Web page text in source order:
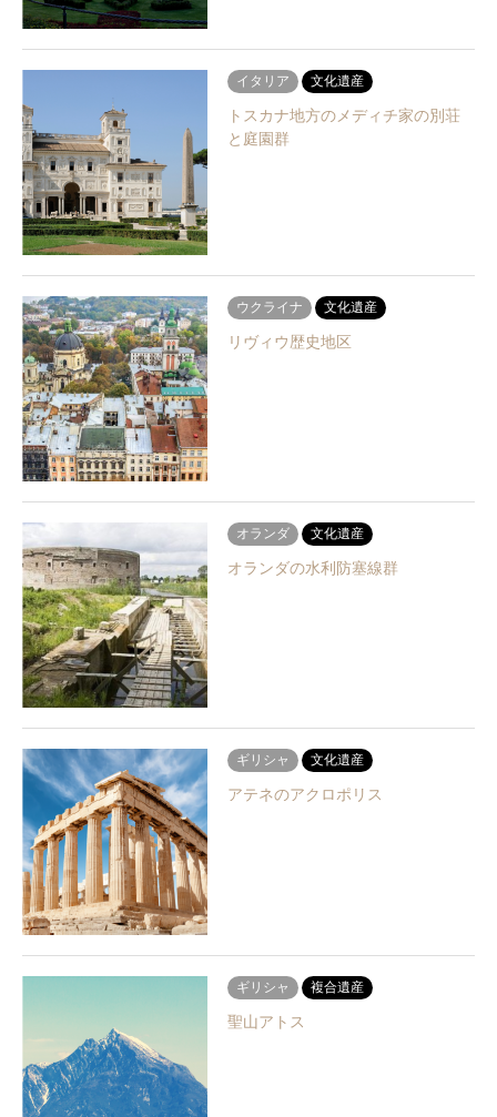
イタリア 文化遺産
トスカナ地方のメディチ家の別荘
と庭園群
ウクライナ 文化遺産
リヴィウ歴史地区
オランダ 文化遺産
オランダの水利防塞線群
ギリシャ 文化遺産
アテネのアクロポリス
ギリシャ 複合遺産
聖山アトス